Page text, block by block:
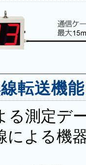
線転送
る測定デ
による機